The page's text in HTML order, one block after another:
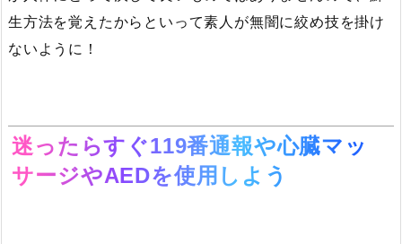
生方法を覚えたからといって素人が無闇に絞め技を掛け
ないように！
迷ったらすぐ119番通報や心臓マッ
サージやAEDを使用しよう